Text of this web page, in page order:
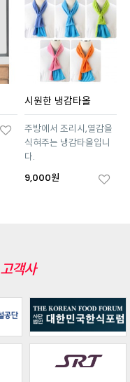
시원한 냉감타올
주방에서 조리시,열감을
식혀주는 냉감타올입니
다.
9,000원
고객사